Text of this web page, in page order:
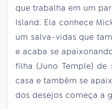
que trabalha em um
Island. Ela conhece
um salva-vidas que
e acaba se
filha (Juno Temple)
casa e também se
dos desejos começa a